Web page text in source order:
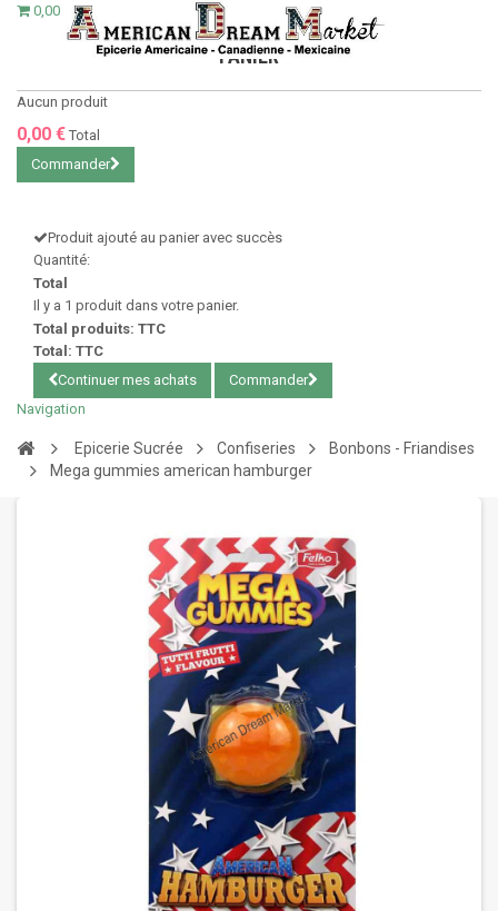
0,00 €
PANIER
Aucun produit
0,00 € Total
Commander
Produit ajouté au panier avec succès
Quantité:
Total
Il y a 1 produit dans votre panier.
Total produits: TTC
Total: TTC
Continuer mes achats
Commander
Navigation
Epicerie Sucrée Confiseries
Bonbons - Friandises
Mega gummies american hamburger